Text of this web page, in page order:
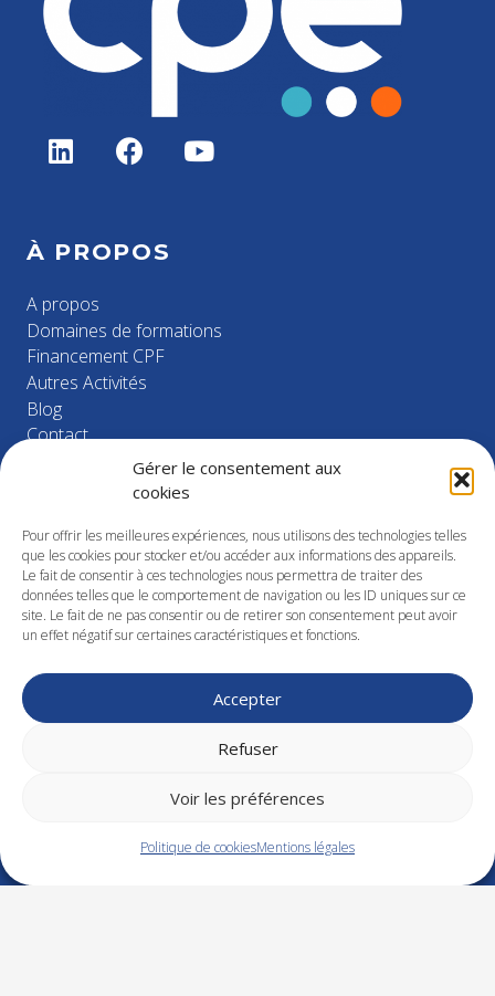
Gérer le consentement aux
cookies
Pour offrir les meilleures expériences, nous utilisons des technologies telles
que les cookies pour stocker et/ou accéder aux informations des appareils.
Le fait de consentir à ces technologies nous permettra de traiter des
données telles que le comportement de navigation ou les ID uniques sur ce
site. Le fait de ne pas consentir ou de retirer son consentement peut avoir
un effet négatif sur certaines caractéristiques et fonctions.
Accepter
Refuser
Voir les préférences
Politique de cookiesMentions légales
À PROPOS
A propos
Domaines de formations
Financement CPF
Autres Activités
Blog
Contact
Informations & Chiffres Clés
NOS FORMATIONS
Santé – Sécurité
Industrie
Management
RH – Droit social
Finance – Gestion
NOS COORDONNÉES